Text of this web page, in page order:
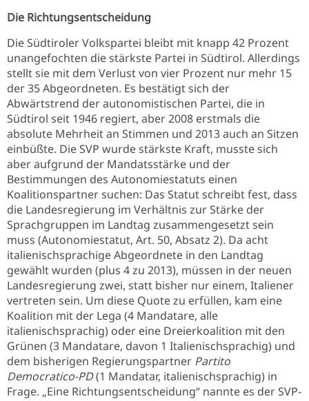
Die Richtungsentscheidung
Die Südtiroler Volkspartei bleibt mit knapp 42 Prozent
unangefochten die stärkste Partei in Südtirol. Allerdings
stellt sie mit dem Verlust von vier Prozent nur mehr 15
der 35 Abgeordneten. Es bestätigt sich der
Abwärtstrend der autonomistischen Partei, die in
Südtirol seit 1946 regiert, aber 2008 erstmals die
absolute Mehrheit an Stimmen und 2013 auch an Sitzen
einbüßte. Die SVP wurde stärkste Kraft, musste sich
aber aufgrund der Mandatsstärke und der
Bestimmungen des Autonomiestatuts einen
Koalitionspartner suchen: Das Statut schreibt fest, dass
die Landesregierung im Verhältnis zur Stärke der
Sprachgruppen im Landtag zusammengesetzt sein
muss (Autonomiestatut, Art. 50, Absatz 2). Da acht
italienischsprachige Abgeordnete in den Landtag
gewählt wurden (plus 4 zu 2013), müssen in der neuen
Landesregierung zwei, statt bisher nur einem, Italiener
vertreten sein. Um diese Quote zu erfüllen, kam eine
Koalition mit der Lega (4 Mandatare, alle
italienischsprachig) oder eine Dreierkoalition mit den
Grünen (3 Mandatare, davon 1 Italienischsprachig) und
dem bisherigen Regierungspartner Partito
Democratico-PD(1 Mandatar, italienischsprachig) in
Frage. „Eine Richtungsentscheidung“ nannte es der SVP-